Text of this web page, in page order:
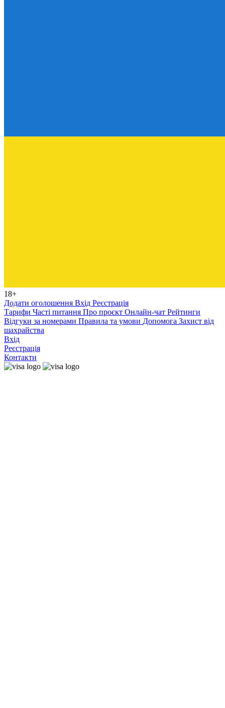
18+
Додати оголошення Вхід Реєстрація
Тарифи Часті питання Про проєкт Онлайн-чат Рейтинги
Відгуки за номерами Правила та умови Допомога Захист від
шахрайства
Вхід
Реєстрація
Контакти